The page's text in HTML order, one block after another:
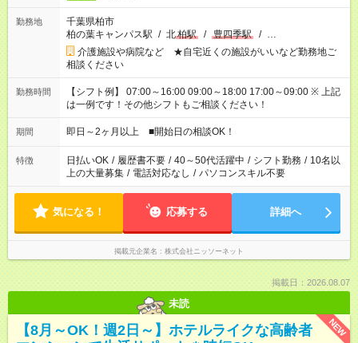
勤務地
千葉県柏市
柏の葉キャンパス駅 / 北柏駅 / 豊四季駅 / …
介護施設や病院など ★自宅近くの施設がいいなど勤務地ご
相談ください
勤務時間
【シフト例】 07:00～16:00 09:00～18:00 17:00～09:00 ※ 上記
は一例です！その他シフトもご相談ください！
期間 即日～2ヶ月以上 ■開始日の相談OK！
特徴 日払いOK / 履歴書不要 / 40～50代活躍中 / シフト勤務 / 10名以
上の大量募集 / 電話対応なし / パソコンスキル不要
気になる！ 応募する 詳細へ
掲載元企業名 株式会社ニッソーネット
掲載日：2026.08.07
未読
NEW
【8月～OK！週2日～】ホテルライクな高齢者